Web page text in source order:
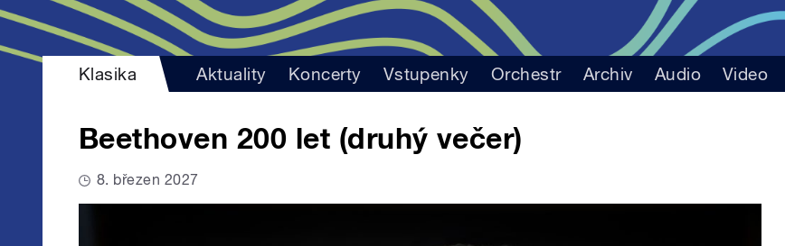
Klasika Aktuality Koncerty Vstupenky Orchestr Archiv Audio Video
Beethoven 200 let (druhý večer)
8. březen 2027